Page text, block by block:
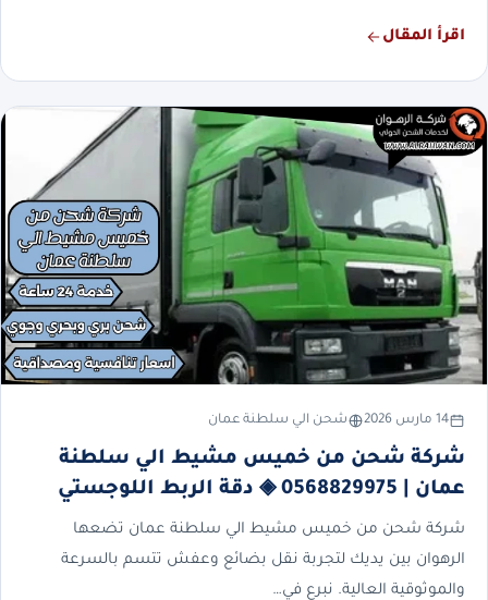
اقرأ المقال
14 مارس 2026 شحن الي سلطنة عمان
شركة شحن من خميس مشيط الي سلطنة
عمان | 0568829975 ◈ دقة الربط اللوجستي
شركة شحن من خميس مشيط الي سلطنة عمان تضعها
الرهوان بين يديك لتجربة نقل بضائع وعفش تتسم بالسرعة
والموثوقية العالية. نبرع في…